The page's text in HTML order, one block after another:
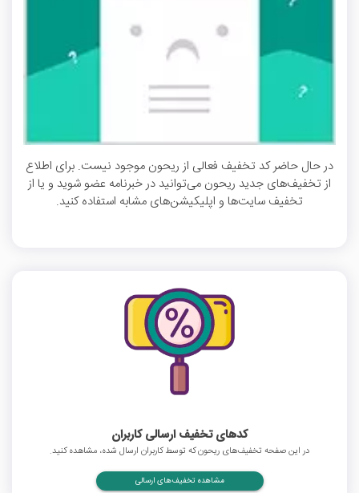
در حال حاضر کد تخفیف فعالی از ریحون موجود نیست. برای اطلاع
از تخفیف‌های جدید ریحون می‌توانید در خبرنامه عضو شوید و یا از
تخفیف سایت‌ها و اپلیکیشن‌های مشابه استفاده کنید.
کدهای تخفیف ارسالی کاربران
در این صفحه تخفیف‌های ریحون که توسط کاربران ارسال شده، مشاهده کنید.
مشاهده تخفیف‌های ارسالی